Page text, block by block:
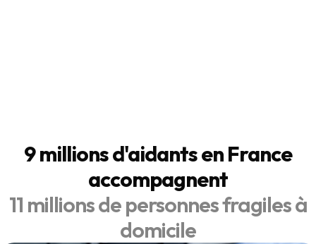
9 millions d'aidants en France
accompagnent
11 millions de personnes fragiles à
domicile